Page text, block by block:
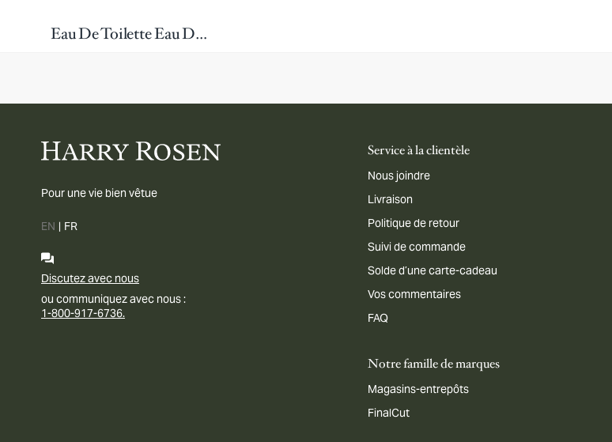
Eau De Toilette Eau D’Ombré Cuir 100 Ml
Pour une vie bien vêtue
EN | FR
Discutez avec nous
ou communiquez avec nous :
1-800-917-6736.
Service à la clientèle
Nous joindre
Livraison
Politique de retour
Suivi de commande
Solde d’une carte-cadeau
Vos commentaires
FAQ
Notre famille de marques
Magasins-entrepôts
FinalCut